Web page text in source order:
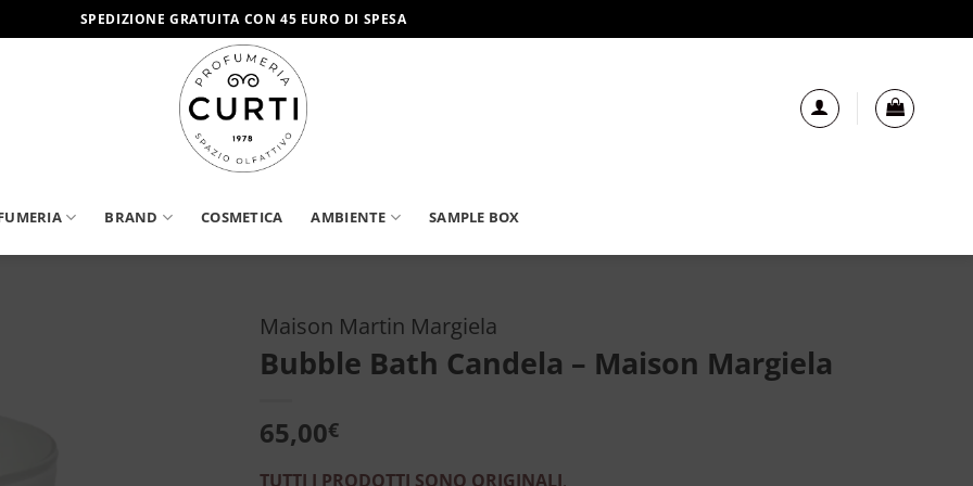
SPEDIZIONE GRATUITA CON 45 EURO DI SPESA
BRAND COSMETICA AMBIENTE SAMPLE BOX
Maison Martin Margiela
Bubble Bath Candela – Maison Margiela
65,00€
TUTTI I PRODOTTI SONO ORIGINALI.